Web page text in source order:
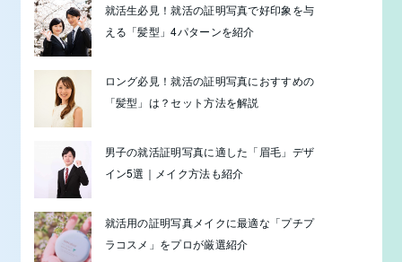
就活生必見！就活の証明写真で好印象を与
える「髪型」4パターンを紹介
ロング必見！就活の証明写真におすすめの
「髪型」は？セット方法を解説
男子の就活証明写真に適した「眉毛」デザ
イン5選｜メイク方法も紹介
就活用の証明写真メイクに最適な「プチプ
ラコスメ」をプロが厳選紹介